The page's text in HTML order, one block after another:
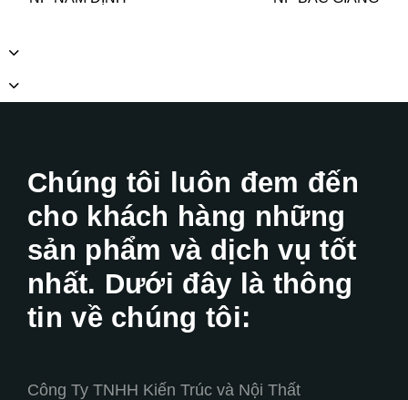
Chúng tôi luôn đem đến
cho khách hàng những
sản phẩm và dịch vụ tốt
nhất. Dưới đây là thông
tin về chúng tôi:
Công Ty TNHH Kiến Trúc và Nội Thất